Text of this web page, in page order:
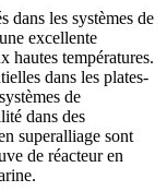
dans les systèmes de
excellente
hautes températures.
dans les plates-
de
dans des
superalliage sont
de réacteur en